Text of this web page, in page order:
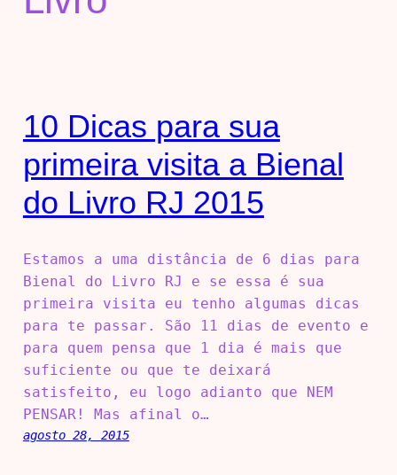
10 Dicas para sua
primeira visita a Bienal
do Livro RJ 2015
Estamos a uma distância de 6 dias para
Bienal do Livro RJ e se essa é sua
primeira visita eu tenho algumas dicas
para te passar. São 11 dias de evento e
para quem pensa que 1 dia é mais que
suficiente ou que te deixará
satisfeito, eu logo adianto que NEM
PENSAR! Mas afinal o…
agosto 28, 2015